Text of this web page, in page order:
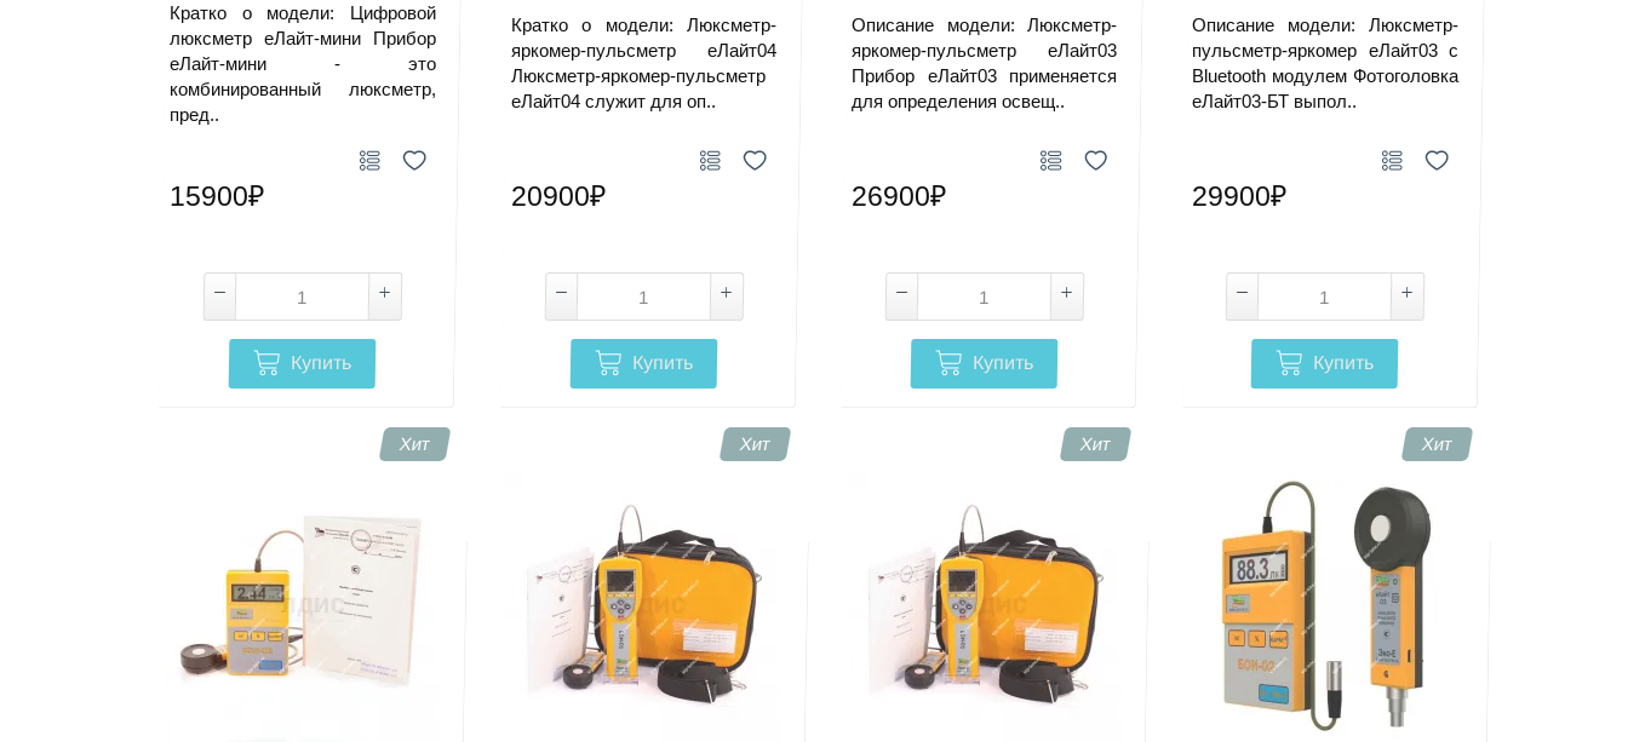
Кратко о модели: Цифровой
люксметр еЛайт-мини Прибор
еЛайт-мини - это
комбинированный люксметр,
пред..
15900₽
Купить
Кратко о модели: Люксметр-
яркомер-пульсметр еЛайт04
Люксметр-яркомер-пульсметр
еЛайт04 служит для оп..
20900₽
Купить
Описание модели: Люксметр-
яркомер-пульсметр еЛайт03
Прибор еЛайт03 применяется
для определения освещ..
26900₽
Купить
Описание модели: Люксметр-
пульсметр-яркомер еЛайт03 c
Bluetooth модулем Фотоголовка
еЛайт03-БТ выпол..
29900₽
Купить
Хит Хит Хит Хит